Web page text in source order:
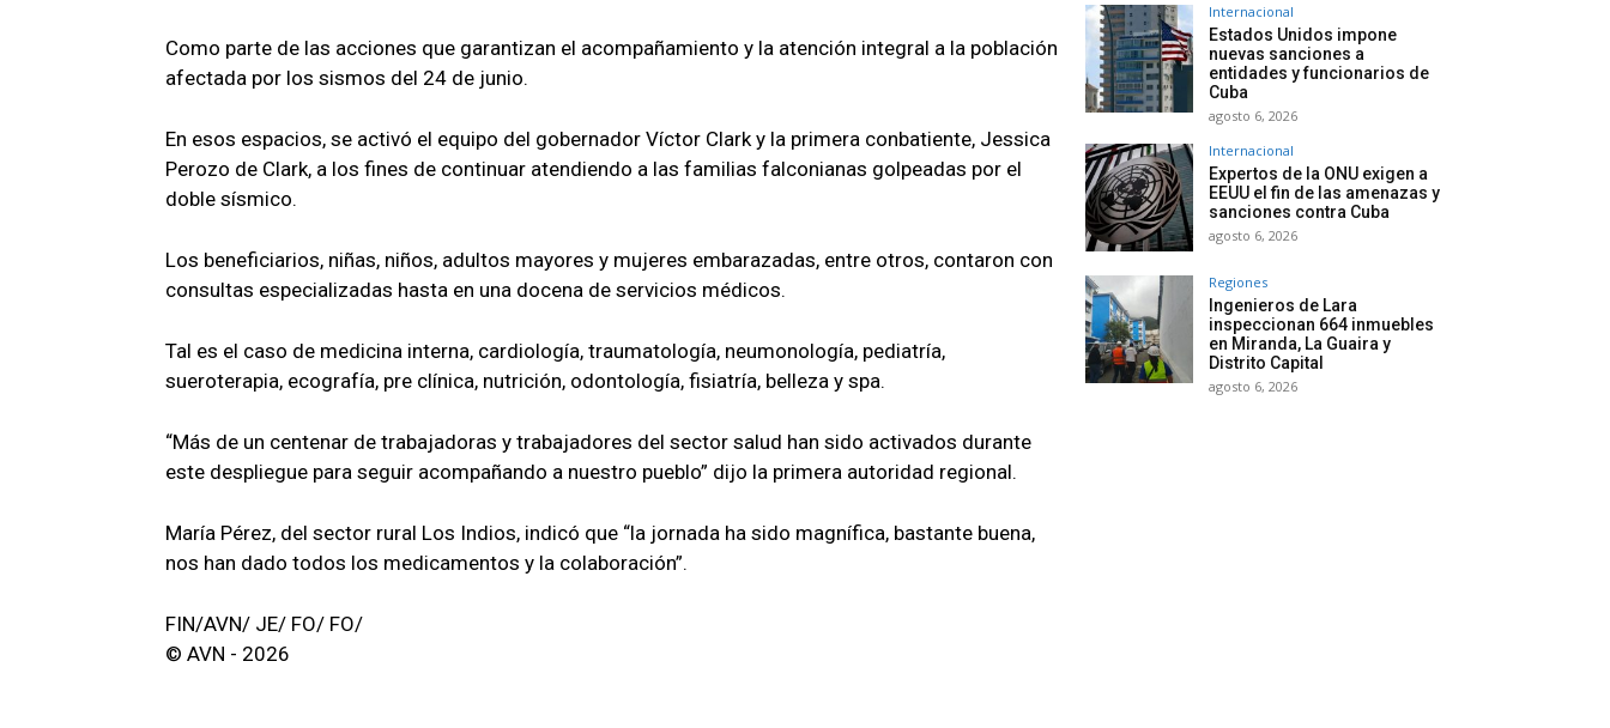
Como parte de las acciones que garantizan el acompañamiento y la atención integral a la población
afectada por los sismos del 24 de junio.
En esos espacios, se activó el equipo del gobernador Víctor Clark y la primera conbatiente, Jessica
Perozo de Clark, a los fines de continuar atendiendo a las familias falconianas golpeadas por el
doble sísmico.
Los beneficiarios, niñas, niños, adultos mayores y mujeres embarazadas, entre otros, contaron con
consultas especializadas hasta en una docena de servicios médicos.
Tal es el caso de medicina interna, cardiología, traumatología, neumonología, pediatría,
sueroterapia, ecografía, pre clínica, nutrición, odontología, fisiatría, belleza y spa.
“Más de un centenar de trabajadoras y trabajadores del sector salud han sido activados durante
este despliegue para seguir acompañando a nuestro pueblo” dijo la primera autoridad regional.
María Pérez, del sector rural Los Indios, indicó que “la jornada ha sido magnífica, bastante buena,
nos han dado todos los medicamentos y la colaboración”.
FIN/AVN/ JE/ FO/ FO/
© AVN - 2026
Internacional
Estados Unidos impone
nuevas sanciones a
entidades y funcionarios de
Cuba
agosto 6, 2026
Internacional
Expertos de la ONU exigen a
EEUU el fin de las amenazas y
sanciones contra Cuba
agosto 6, 2026
Regiones
Ingenieros de Lara
inspeccionan 664 inmuebles
en Miranda, La Guaira y
Distrito Capital
agosto 6, 2026